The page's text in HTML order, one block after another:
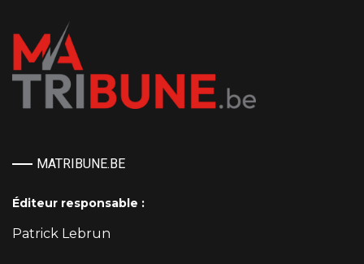
MATRIBUNE.BE
Éditeur responsable :
Patrick Lebrun